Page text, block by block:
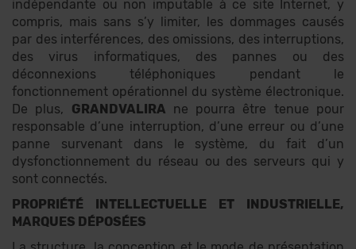
indépendante ou non imputable à ce site Internet, y
compris, mais sans s’y limiter, les dommages causés
par des interférences, des omissions, des interruptions,
des virus informatiques, des pannes ou des
déconnexions téléphoniques pendant le
fonctionnement opérationnel du système électronique.
De plus, GRANDVALIRA ne pourra être tenue pour
responsable d’une interruption, d’une erreur ou d’une
panne survenant dans le système, du fait d’un
dysfonctionnement du réseau ou des serveurs qui y
sont connectés.
PROPRIÉTÉ INTELLECTUELLE ET INDUSTRIELLE,
MARQUES DÉPOSÉES